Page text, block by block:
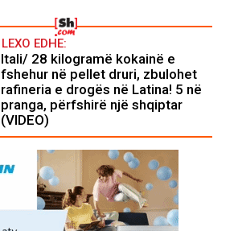
LEXO EDHE:
Itali/ 28 kilogramë kokainë e
fshehur në pellet druri, zbulohet
rafineria e drogës në Latina! 5 në
pranga, përfshirë një shqiptar
(VIDEO)